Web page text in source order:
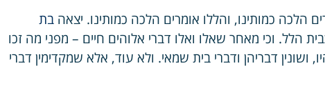
הלכה כמותינו, והללו אומרים הלכה כמותינו. יצאה בת
הלל. וכי מאחר שאלו ואלו דברי אלוהים חיים – מפני מה זכו
ושונין דבריהן ודברי בית שמאי. ולא עוד, אלא שמקדימין דברי